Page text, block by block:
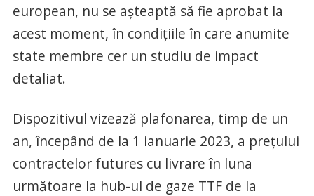
european, nu se aşteaptă să fie aprobat la
acest moment, în condiţiile în care anumite
state membre cer un studiu de impact
detaliat.
Dispozitivul vizează plafonarea, timp de un
an, începând de la 1 ianuarie 2023, a preţului
contractelor futures cu livrare în luna
următoare la hub-ul de gaze TTF de la